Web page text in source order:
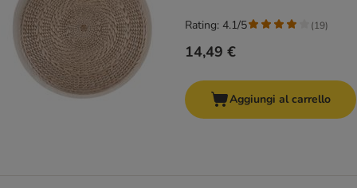
14,49 €
Rating: 4.1/5 (19)
Aggiungi al carrello